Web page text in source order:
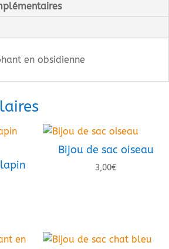
en obsidienne
Bijou de sac oiseau
3,00€